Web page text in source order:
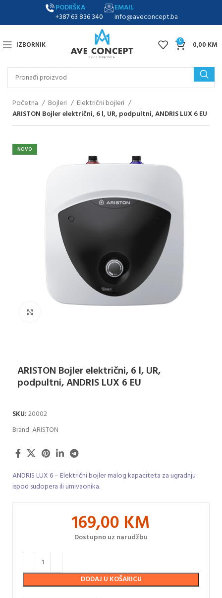
PODRŠKA
+387 63 836 340
EMAIL
info@aveconcept.ba
IZBORNIK 0 0,00 KM
Početna Bojleri
Električni bojleri
ARISTON Bojler električni, 6 l, UR, podpultni, ANDRIS LUX 6 EU
NOVO
ARISTON Bojler električni, 6 l, UR,
podpultni, ANDRIS LUX 6 EU
SKU:20002
Brand:ARISTON
ANDRIS LUX 6 – Električni bojler malog kapaciteta za ugradnju
ispod sudopera ili umivaonika.
169,00 KM
Dostupno uz narudžbu
DODAJ U KOŠARICU